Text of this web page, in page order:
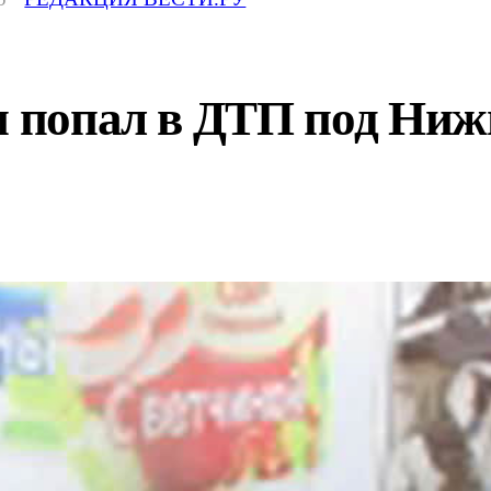
попал в ДТП под